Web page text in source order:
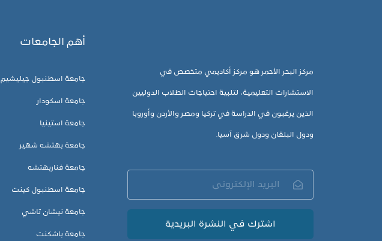
مركز البحر الأحمر هو مركز أكاديمي متخصص في
الاستشارات التعليمية، لتلبية احتياجات الطلاب الدوليين
الذين يرغبون في الدراسة في تركيا ومصر والأردن وأوروبا
ودول البلقان ودول شرق آسيا.
اشترك في النشرة البريدية
أهم الجامعات
جامعة اسطنبول جيليشيم
جامعة اسكودار
جامعة استينيا
جامعة بهتشه شهير
جامعة فناربهتشه
جامعة اسطنبول كينت
جامعة نيشان تاشي
جامعة باشكنت